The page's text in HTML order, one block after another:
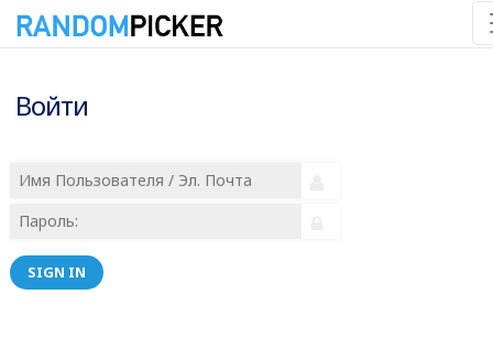
Войти
SIGN IN